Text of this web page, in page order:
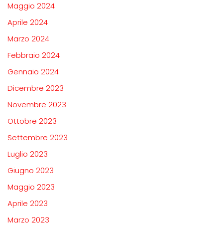
Maggio 2024
Aprile 2024
Marzo 2024
Febbraio 2024
Gennaio 2024
Dicembre 2023
Novembre 2023
Ottobre 2023
Settembre 2023
Luglio 2023
Giugno 2023
Maggio 2023
Aprile 2023
Marzo 2023